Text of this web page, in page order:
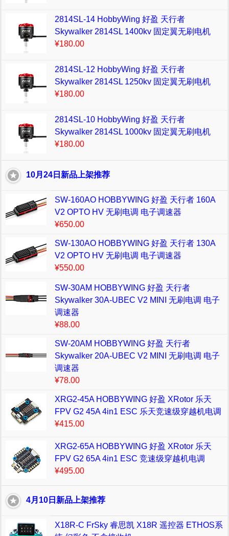
2814SL-14 HobbyWing 好盈 天行者
Skywalker 2814SL 1400kv 固定翼无刷电机
¥180.00
2814SL-12 HobbyWing 好盈 天行者
Skywalker 2814SL 1250kv 固定翼无刷电机
¥180.00
2814SL-10 HobbyWing 好盈 天行者
Skywalker 2814SL 1000kv 固定翼无刷电机
¥180.00
10月24日新品上架推荐
SW-160AO HOBBYWING 好盈 天行者 160A
V2 OPTO HV 无刷电调 电子调速器
¥650.00
SW-130AO HOBBYWING 好盈 天行者 130A
V2 OPTO HV 无刷电调 电子调速器
¥550.00
SW-30AM HOBBYWING 好盈 天行者
Skywalker 30A-UBEC V2 MINI 无刷电调 电子
调速器
¥88.00
SW-20AM HOBBYWING 好盈 天行者
Skywalker 20A-UBEC V2 MINI 无刷电调 电子
调速器
¥78.00
XRG2-45A HOBBYWING 好盈 XRotor 乐天
FPV G2 45A 4in1 ESC 乐天竞速级穿越机电调
¥415.00
XRG2-65A HOBBYWING 好盈 XRotor 乐天
FPV G2 65A 4in1 ESC 竞速级穿越机电调
¥495.00
4月10日新品上架推荐
X18R-C FrSky 睿思凯 X18R 遥控器 ETHOS系